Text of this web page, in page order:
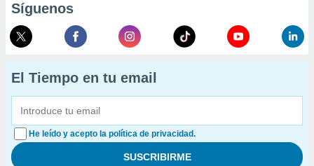
Síguenos
El Tiempo en tu email
He leído y acepto la política de privacidad.